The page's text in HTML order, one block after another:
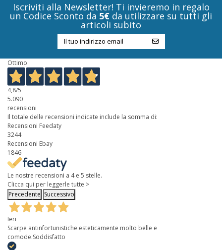
Iscriviti alla Newsletter! Ti invieremo in regalo
un Codice Sconto da 5€ da utilizzare su tutti gli
articoli subito
Ottimo
4,8/5
5.090
recensioni
Il totale delle recensioni indicate include la somma di:
Recensioni Feedaty
3244
Recensioni Ebay
1846
Le nostre recensioni a 4 e 5 stelle.
Clicca qui per leggerle tutte >
Precedente Successivo
Ieri
Scarpe antinfortunistiche esteticamente molto belle e
comode.Soddisfatto